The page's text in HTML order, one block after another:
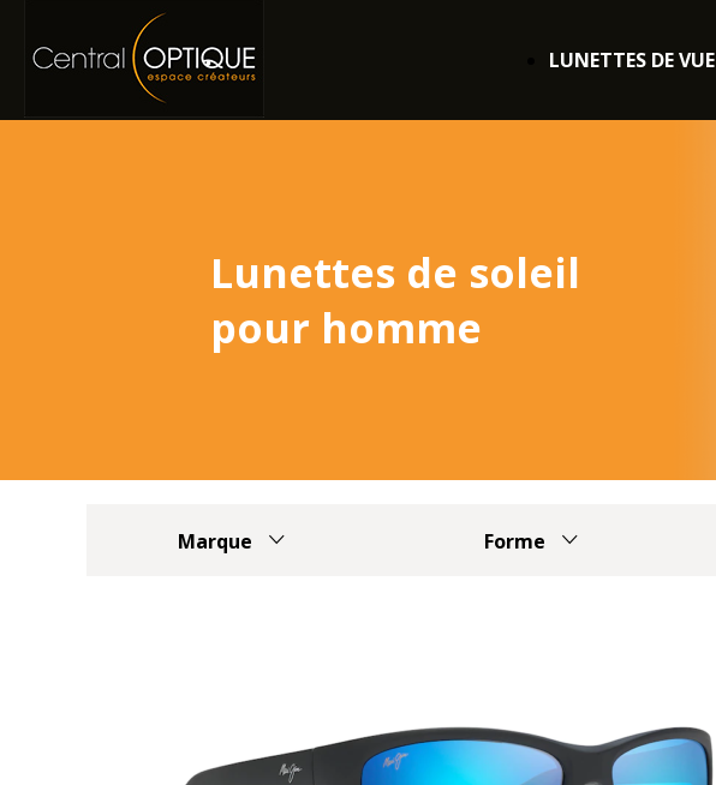
LUNETTES DE VUE
Lunettes de soleil
pour homme
Marque Forme